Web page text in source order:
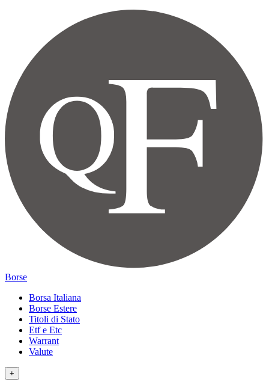
Borse
Borsa Italiana
Borse Estere
Titoli di Stato
Etf e Etc
Warrant
Valute
+